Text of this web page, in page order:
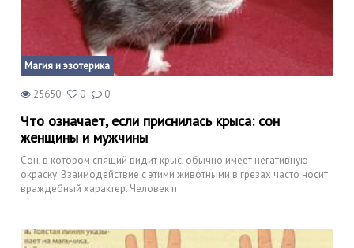
Магия и эзотерика
25650 0 0
Что означает, если приснилась крыса: сон
женщины и мужчины
Сон, в котором спящий видит крыс, обычно имеет негативную
окраску. Взаимодействие с этими животными в грезах часто носит
враждебный характер. Человек п